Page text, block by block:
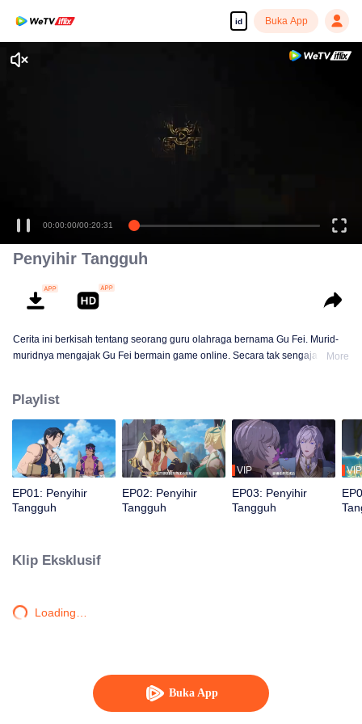
id Buka App
Buka App
00:00:00/00:20:31
Penyihir Tangguh
Cerita ini berkisah tentang seorang guru olahraga bernama Gu Fei. Murid-
muridnya mengajak Gu Fei bermain game online. Secara tak sengaja diaMore
Playlist
EP01: Penyihir
Tangguh
EP02: Penyihir
Tangguh
VIP
EP03: Penyihir
Tangguh
VIP
Klip Eksklusif
Loading…